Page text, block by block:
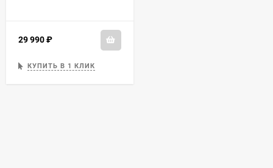
29 990
КУПИТЬ В 1 КЛИК